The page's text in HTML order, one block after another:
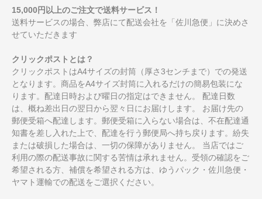
15,000円以上のご注文で送料サービス！
送料サービスの場合、弊店にて配送会社を「佐川急便」に決めさ
せていただきます
クリックポストとは？
クリックポストはA4サイズの封筒（厚さ3センチまで）での発送
となります。商品をA4サイズ封筒に入れるだけの簡易包装にな
ります。配達日時および曜日の指定はできません。 配達日数
は、概ね差出日の翌日から翌々日にお届けします。 お届け先の
郵便受箱へ配達します。郵便受箱に入らない場合は、不在配達通
知書を差し入れた上で、配達を行う郵便局へ持ち戻ります。紛失
または破損した場合は、一切の保障がありません。 当店ではご
利用の際の配送事故に関する苦情は承れません。受領の確認をご
希望される方、補償を希望される方は、ゆうパック・佐川急便・
ヤマト運輸での配送をご選択ください。